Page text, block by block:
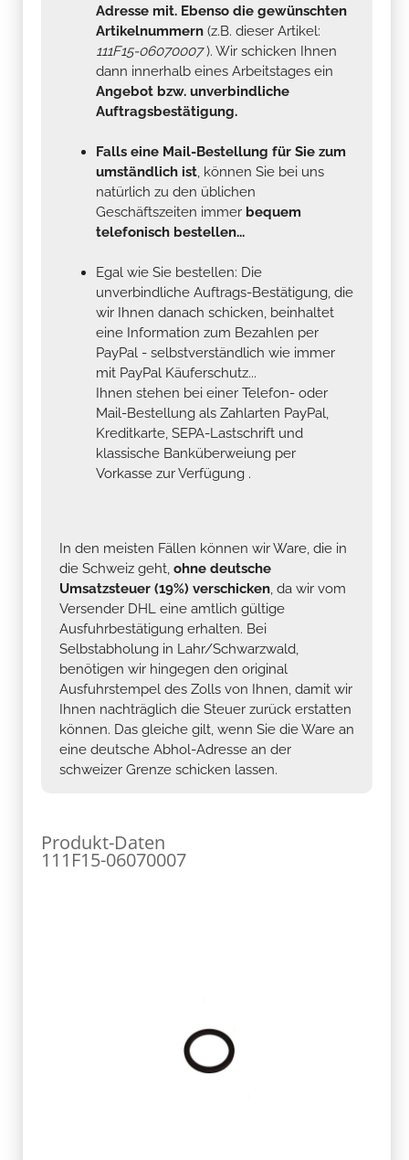
Adresse mit. Ebenso die gewünschten
Artikelnummern (z.B. dieser Artikel:
111F15-06070007). Wir schicken Ihnen
dann innerhalb eines Arbeitstages ein
Angebot bzw. unverbindliche
Auftragsbestätigung.
Falls eine Mail-Bestellung für Sie zum
umständlich ist, können Sie bei uns
natürlich zu den üblichen
Geschäftszeiten immer bequem
telefonisch bestellen...
Egal wie Sie bestellen: Die
unverbindliche Auftrags-Bestätigung, die
wir Ihnen danach schicken, beinhaltet
eine Information zum Bezahlen per
PayPal - selbstverständlich wie immer
mit PayPal Käuferschutz...
Ihnen stehen bei einer Telefon- oder
Mail-Bestellung als Zahlarten PayPal,
Kreditkarte, SEPA-Lastschrift und
klassische Banküberweiung per
Vorkasse zur Verfügung .
In den meisten Fällen können wir Ware, die in
die Schweiz geht, ohne deutsche
Umsatzsteuer (19%) verschicken, da wir vom
Versender DHL eine amtlich gültige
Ausfuhrbestätigung erhalten. Bei
Selbstabholung in Lahr/Schwarzwald,
benötigen wir hingegen den original
Ausfuhrstempel des Zolls von Ihnen, damit wir
Ihnen nachträglich die Steuer zurück erstatten
können. Das gleiche gilt, wenn Sie die Ware an
eine deutsche Abhol-Adresse an der
schweizer Grenze schicken lassen.
Produkt-Daten
111F15-06070007